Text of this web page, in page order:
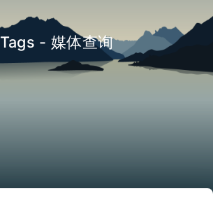
Tags - 媒体查询